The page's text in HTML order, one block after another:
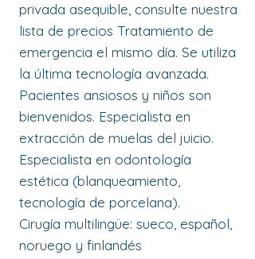
privada asequible, consulte nuestra
lista de precios Tratamiento de
emergencia el mismo día. Se utiliza
la última tecnología avanzada.
Pacientes ansiosos y niños son
bienvenidos. Especialista en
extracción de muelas del juicio.
Especialista en odontología
estética (blanqueamiento,
tecnología de porcelana).
Cirugía multilingüe: sueco, español,
noruego y finlandés